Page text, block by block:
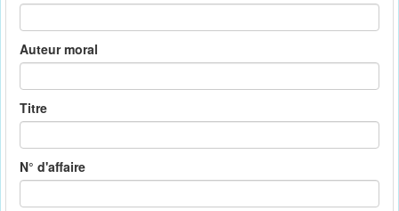
Auteur moral
Titre
N° d'affaire